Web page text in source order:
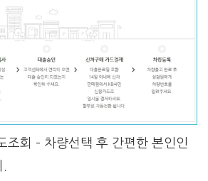
조회 – 차량선택 후 간편한 본인인